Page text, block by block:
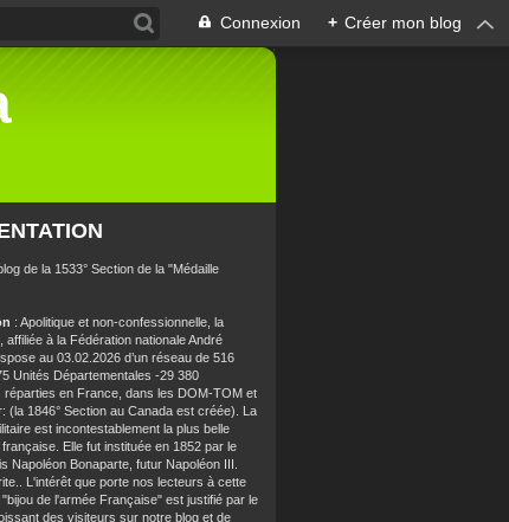
Connexion + Créer mon blog
de la 1533° Section de la "Médaille
: Apolitique et non-confessionnelle, la
affiliée à la Fédération nationale André
au 03.02.2026 d’un réseau de 516
Unités Départementales -29 380
réparties en France, dans les DOM-TOM et
(la 1846° Section au Canada est créée). La
est incontestablement la plus belle
Elle fut instituée en 1852 par le
Napoléon Bonaparte, futur Napoléon III.
L'intérêt que porte nos lecteurs à cette
de l'armée Française" est justifié par le
des visiteurs sur notre blog et de